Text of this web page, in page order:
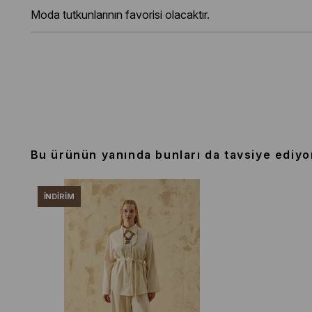
Moda tutkunlarının favorisi olacaktır.
Bu ürünün yanında bunları da tavsiye
İNDIRIM